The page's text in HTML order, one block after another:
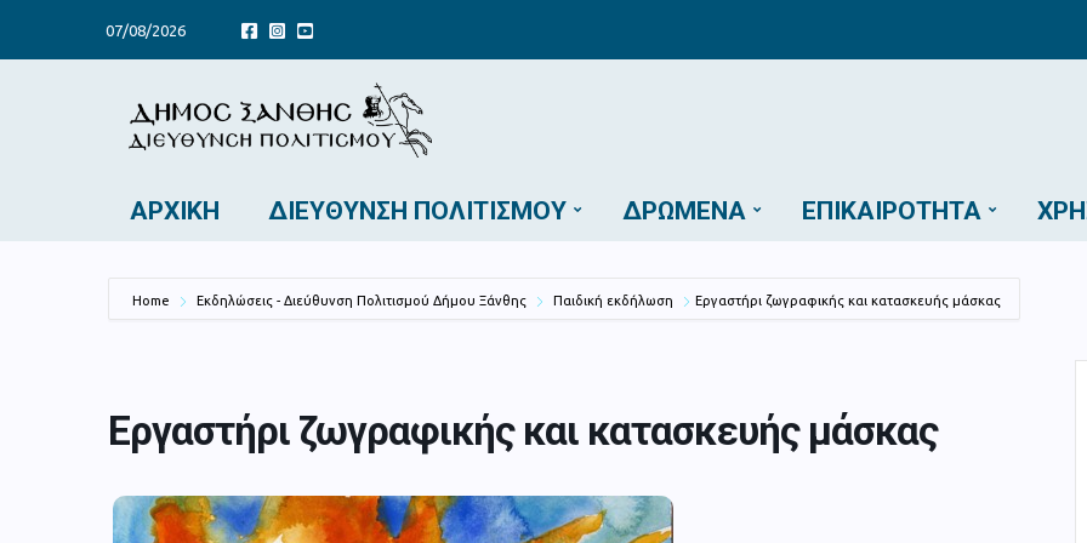
07/08/2026
ΑΡΧΙΚΉ ΔΙΕΎΘΥΝΣΗ ΠΟΛΙΤΙΣΜΟΎ ΔΡΏΜΕΝΑ ΕΠΙΚΑΙΡΌΤΗΤΑ
Home Εκδηλώσεις - Διεύθυνση Πολιτισμού Δήμου Ξάνθης Παιδική εκδήλωση Εργαστήρι ζωγραφικής και κατασκευής μάσκας
Εργαστήρι ζωγραφικής και κατασκευής μάσκας